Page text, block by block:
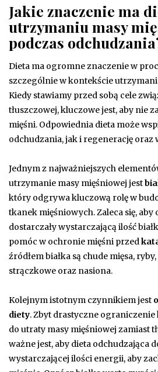
Jakie znaczenie ma
utrzymaniu masy
podczas
Dieta ma ogromne znaczenie w
szczególnie w kontekście
Kiedy stawiamy przed sobą cele
tłuszczowej, kluczowe jest, aby nie
mięśni. Odpowiednia dieta może
odchudzania, jak i regenerację oraz
Jednym z najważniejszych
utrzymanie masy mięśniowej jest
który odgrywa kluczową rolę w
tkanek mięśniowych. Zaleca się, aby
dostarczały wystarczającą ilość
pomóc w ochronie mięśni przed
źródłem białka są chude mięsa,
strączkowe oraz nasiona.
Kolejnym istotnym czynnikiem jest
diety. Zbyt drastyczne
do utraty masy mięśniowej zamiast
ważne jest, aby dieta odchudzająca
wystarczającej ilości energii, aby